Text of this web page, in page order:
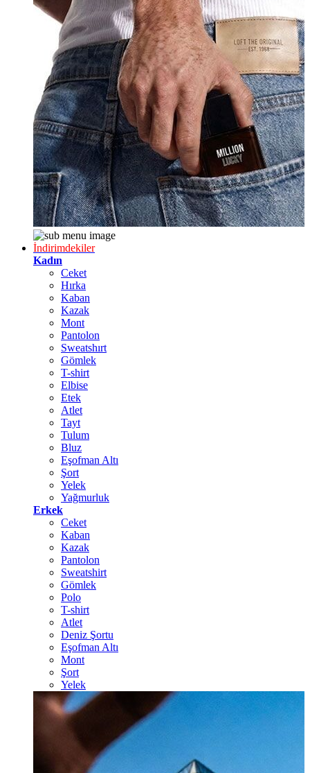
İndirimdekiler
Kadın
Ceket
Hırka
Kaban
Kazak
Mont
Pantolon
Sweatshırt
Gömlek
T-shirt
Elbise
Etek
Atlet
Tayt
Tulum
Bluz
Eşofman Altı
Şort
Yelek
Yağmurluk
Erkek
Ceket
Kaban
Kazak
Pantolon
Sweatshirt
Gömlek
Polo
T-shirt
Atlet
Deniz Şortu
Eşofman Altı
Mont
Şort
Yelek